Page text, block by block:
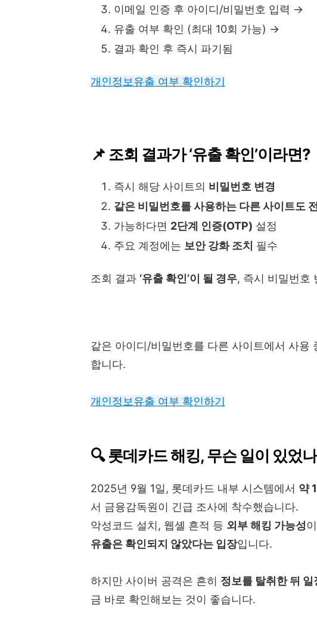
이메일 인증 후 아이디/비밀번호 입력 →
유출 여부 확인 (최대 10회 가능) →
결과 확인 후 즉시 파기됨
개인정보유출 여부 확인하기
📌 조회 결과가 ‘유출 확인’이라면?
즉시 해당 사이트의 비밀번호 변경
같은 비밀번호를 사용하는 다른 사이트도
가능하다면 2단계 인증(OTP) 설정
주요 계정에는 보안 강화 조치 필수
조회 결과 ‘유출 확인’이 될 경우, 즉시 비밀번호
같은 아이디/비밀번호를 다른 사이트에서 사용
합니다.
개인정보유출 여부 확인하기
🔍 롯데카드 해킹, 무슨 일이 있었
2025년 9월 1일, 롯데카드 내부 시스템에서 약
서 금융감독원이 긴급 조사에 착수했습니다.
악성코드 설치, 웹셸 흔적 등 외부 해킹 가능성
유출은 확인되지 않았다는 입장입니다.
하지만 사이버 공격은 흔히 정보를 탈취한 뒤
금 바로 확인해보는 것이 좋습니다.